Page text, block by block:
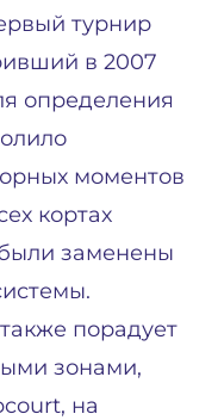
турнир
в 2007
определения
моментов
кортах
заменены
порадует
зонами,
на